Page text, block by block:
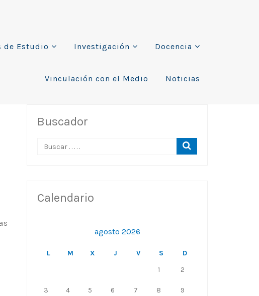
de Estudio Investigación Docencia
Vinculación con el Medio Noticias
Buscador
Calendario
agosto 2026
L M X J V S
D
1
2
3 4 5 6 7 8 9